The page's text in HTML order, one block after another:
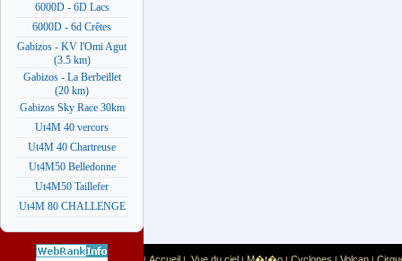
6000D - 6D Lacs
6000D - 6d Crêtes
Gabizos - KV l'Omi Agut
(3.5 km)
Gabizos - La Berbeillet
(20 km)
Gabizos Sky Race 30km
Ut4M 40 vercors
Ut4M 40 Chartreuse
Ut4M50 Belledonne
Ut4M50 Taillefer
Ut4M 80 CHALLENGE